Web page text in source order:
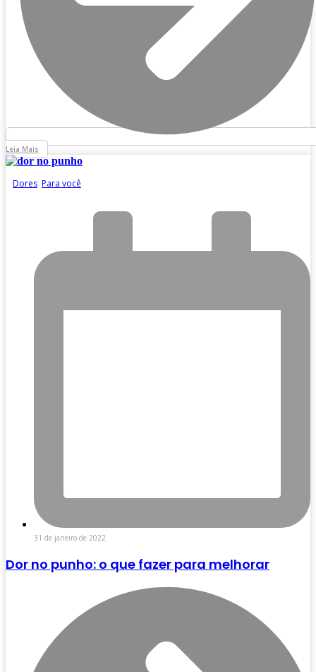
Leia Mais
Dores Para você
31 de janeiro de 2022
Dor no punho: o que fazer para melhorar